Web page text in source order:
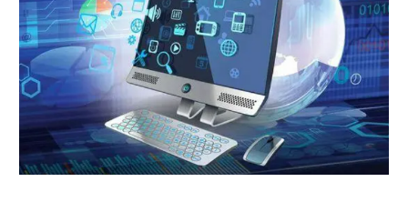
做OA系统 开发百科 APP开发 做APP
成都app开发 app制作 app软件开发
app开发公司 app制作公司 手机app开发
手机app制作 app开发费用 app制作费用
app开发多少钱 网站建设 做网站